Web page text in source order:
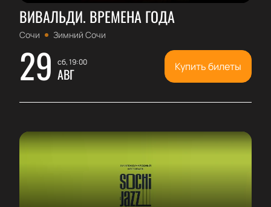
ВИВАЛЬДИ. ВРЕМЕНА ГОДА
Сочи Зимний Сочи
29 сб, 19:00
АВГ Купить билеты